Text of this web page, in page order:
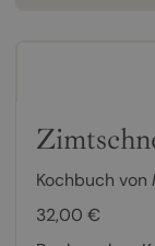
Kochbuch von
32,00 €